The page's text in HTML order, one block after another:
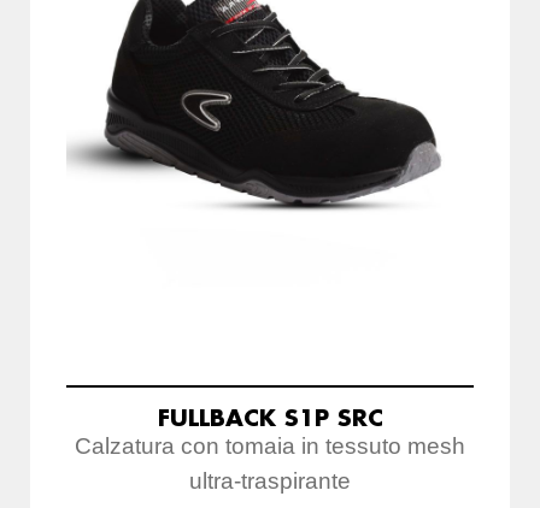
FULLBACK S1P SRC
Calzatura con tomaia in tessuto mesh
ultra-traspirante